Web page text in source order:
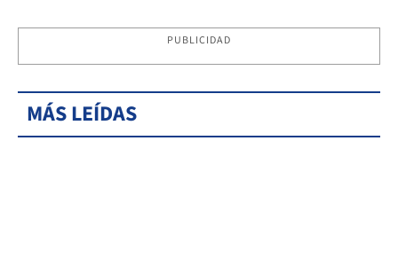
PUBLICIDAD
MÁS LEÍDAS